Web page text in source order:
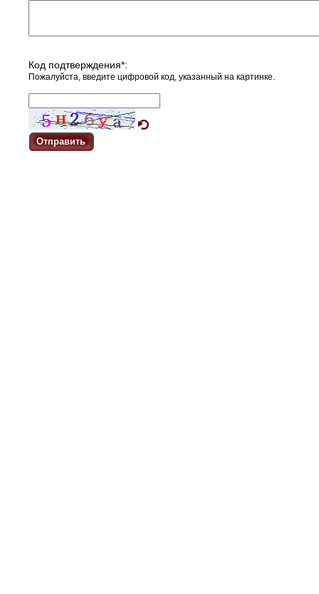
Код подтверждения*:
Пожалуйста, введите цифровой код, указанный на картинке.